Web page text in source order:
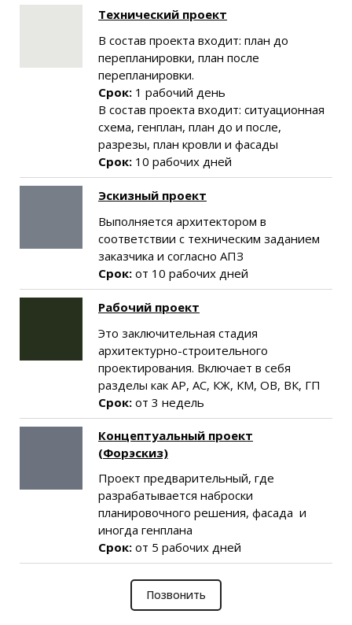
Технический проект
В состав проекта входит: план до
перепланировки, план после
перепланировки.
Срок: 1 рабочий день
В состав проекта входит: ситуационная
схема, генплан, план до и после,
разрезы, план кровли и фасады
Срок: 10 рабочих дней
Эскизный проект
Выполняется архитектором в
соответствии с техническим заданием
заказчика и согласно АПЗ
Срок: от 10 рабочих дней
Рабочий проект
Это заключительная стадия
архитектурно-строительного
проектирования. Включает в себя
разделы как АР, АС, КЖ, КМ, ОВ, ВК, ГП
Срок: от 3 недель
Концептуальный проект
(Форэскиз)
Проект предварительный, где
разрабатывается наброски
планировочного решения, фасада и
иногда генплана
Срок: от 5 рабочих дней
Позвонить